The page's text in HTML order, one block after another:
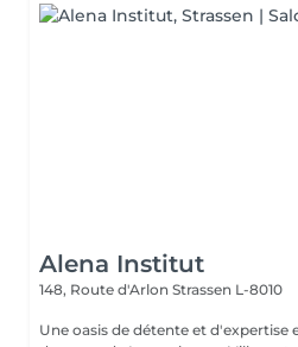
Alena Institut
148, Route d'Arlon Strassen L-8010
Une oasis de détente et d'expertise